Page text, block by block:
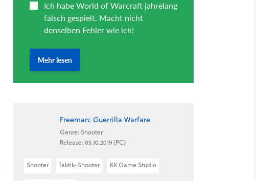
Freeman: Guerrilla Warfare
Genre: Shooter
Release: 05.10.2019 (PC)
Shooter Taktik-Shooter KK Game Studio